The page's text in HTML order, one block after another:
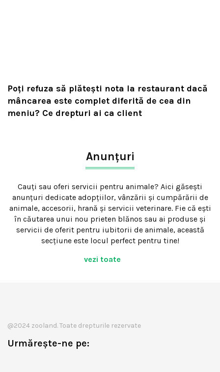
Poți refuza să plătești nota la restaurant dacă
mâncarea este complet diferită de cea din
meniu? Ce drepturi ai ca client
Anunțuri
Cauți sau oferi servicii pentru animale? Aici găsești
anunțuri dedicate adopțiilor, vânzării și cumpărării de
animale, accesorii, hrană și servicii veterinare. Fie că ești
în căutarea unui nou prieten blănos sau ai produse și
servicii de oferit pentru iubitorii de animale, această
secțiune este locul perfect pentru tine!
vezi toate
@2024 zooland. Toate drepturile rezervate
Urmărește-ne pe: